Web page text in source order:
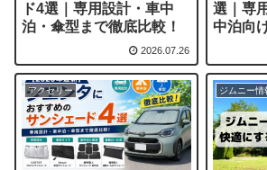
ド4選｜専用設計・車中
泊・傘型まで徹底比較！
2026.07.26
選｜専
中泊向
アクセリー ジムニー情